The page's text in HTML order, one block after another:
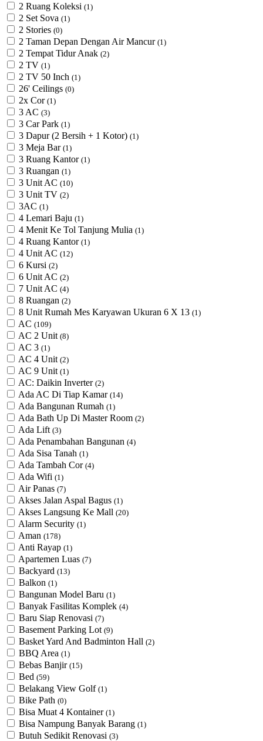
2 Ruang Koleksi (1)
2 Set Sova (1)
2 Stories (0)
2 Taman Depan Dengan Air Mancur (1)
2 Tempat Tidur Anak (2)
2 TV (1)
2 TV 50 Inch (1)
26' Ceilings (0)
2x Cor (1)
3 AC (3)
3 Car Park (1)
3 Dapur (2 Bersih + 1 Kotor) (1)
3 Meja Bar (1)
3 Ruang Kantor (1)
3 Ruangan (1)
3 Unit AC (10)
3 Unit TV (2)
3AC (1)
4 Lemari Baju (1)
4 Menit Ke Tol Tanjung Mulia (1)
4 Ruang Kantor (1)
4 Unit AC (12)
6 Kursi (2)
6 Unit AC (2)
7 Unit AC (4)
8 Ruangan (2)
8 Unit Rumah Mes Karyawan Ukuran 6 X 13 (1)
AC (109)
AC 2 Unit (8)
AC 3 (1)
AC 4 Unit (2)
AC 9 Unit (1)
AC: Daikin Inverter (2)
Ada AC Di Tiap Kamar (14)
Ada Bangunan Rumah (1)
Ada Bath Up Di Master Room (2)
Ada Lift (3)
Ada Penambahan Bangunan (4)
Ada Sisa Tanah (1)
Ada Tambah Cor (4)
Ada Wifi (1)
Air Panas (7)
Akses Jalan Aspal Bagus (1)
Akses Langsung Ke Mall (20)
Alarm Security (1)
Aman (178)
Anti Rayap (1)
Apartemen Luas (7)
Backyard (13)
Balkon (1)
Bangunan Model Baru (1)
Banyak Fasilitas Komplek (4)
Baru Siap Renovasi (7)
Basement Parking Lot (9)
Basket Yard And Badminton Hall (2)
BBQ Area (1)
Bebas Banjir (15)
Bed (59)
Belakang View Golf (1)
Bike Path (0)
Bisa Muat 4 Kontainer (1)
Bisa Nampung Banyak Barang (1)
Butuh Sedikit Renovasi (3)